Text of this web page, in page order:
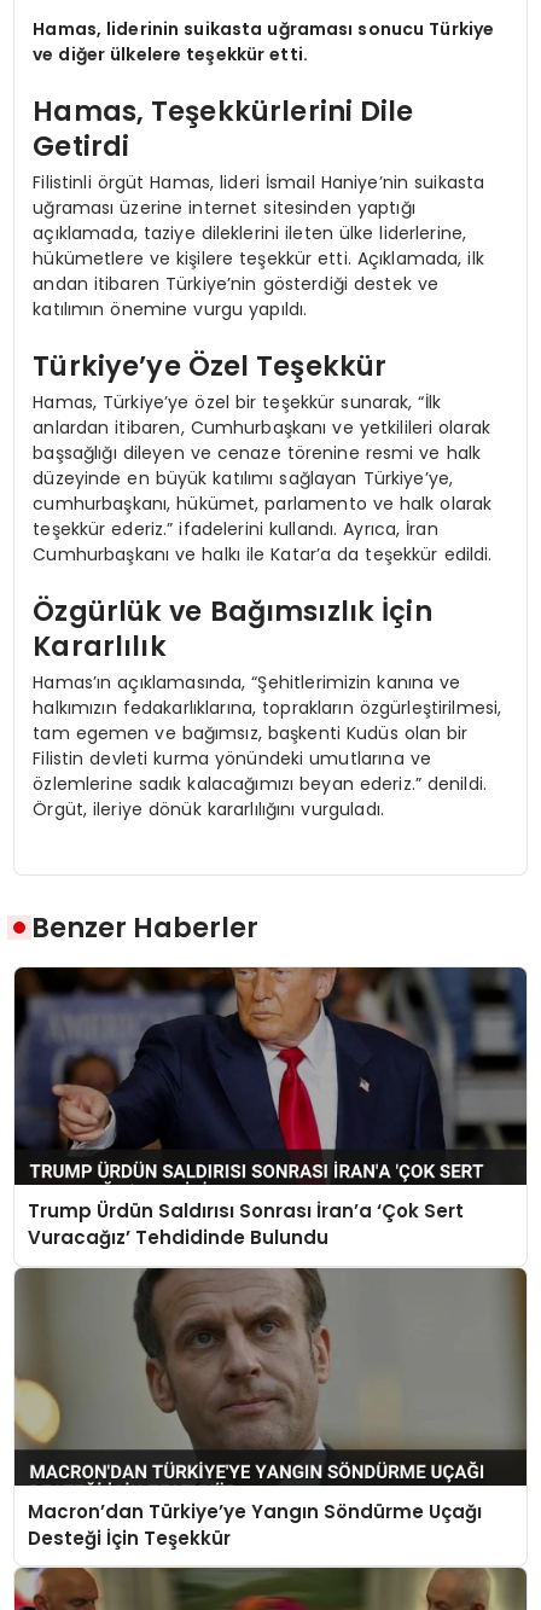
Hamas, liderinin suikasta uğraması sonucu Türkiye
ve diğer ülkelere teşekkür etti.
Hamas, Teşekkürlerini Dile
Getirdi
Filistinli örgüt Hamas, lideri İsmail Haniye’nin suikasta
uğraması üzerine internet sitesinden yaptığı
açıklamada, taziye dileklerini ileten ülke liderlerine,
hükümetlere ve kişilere teşekkür etti. Açıklamada, ilk
andan itibaren Türkiye’nin gösterdiği destek ve
katılımın önemine vurgu yapıldı.
Türkiye’ye Özel Teşekkür
Hamas, Türkiye’ye özel bir teşekkür sunarak, “İlk
anlardan itibaren, Cumhurbaşkanı ve yetkilileri olarak
başsağlığı dileyen ve cenaze törenine resmi ve halk
düzeyinde en büyük katılımı sağlayan Türkiye’ye,
cumhurbaşkanı, hükümet, parlamento ve halk olarak
teşekkür ederiz.” ifadelerini kullandı. Ayrıca, İran
Cumhurbaşkanı ve halkı ile Katar’a da teşekkür edildi.
Özgürlük ve Bağımsızlık İçin
Kararlılık
Hamas’ın açıklamasında, “Şehitlerimizin kanına ve
halkımızın fedakarlıklarına, toprakların özgürleştirilmesi,
tam egemen ve bağımsız, başkenti Kudüs olan bir
Filistin devleti kurma yönündeki umutlarına ve
özlemlerine sadık kalacağımızı beyan ederiz.” denildi.
Örgüt, ileriye dönük kararlılığını vurguladı.
Benzer Haberler
Trump Ürdün Saldırısı Sonrası İran’a ‘Çok Sert
Vuracağız’ Tehdidinde Bulundu
Macron’dan Türkiye’ye Yangın Söndürme Uçağı
Desteği İçin Teşekkür